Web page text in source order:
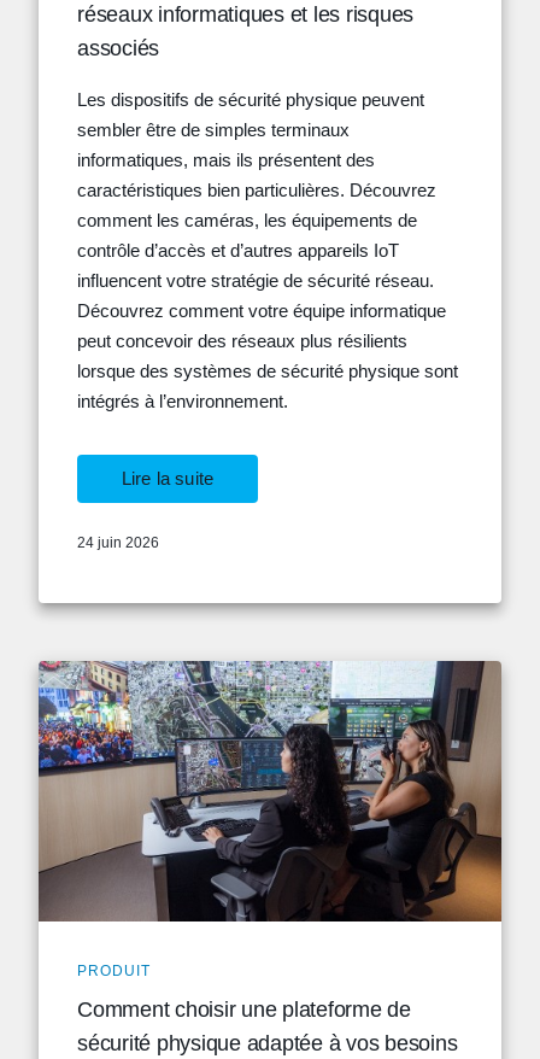
réseaux informatiques et les risques
associés
Les dispositifs de sécurité physique peuvent
sembler être de simples terminaux
informatiques, mais ils présentent des
caractéristiques bien particulières. Découvrez
comment les caméras, les équipements de
contrôle d’accès et d’autres appareils IoT
influencent votre stratégie de sécurité réseau.
Découvrez comment votre équipe informatique
peut concevoir des réseaux plus résilients
lorsque des systèmes de sécurité physique sont
intégrés à l’environnement.
Lire la suite
24 juin 2026
PRODUIT
Comment choisir une plateforme de
sécurité physique adaptée à vos besoins